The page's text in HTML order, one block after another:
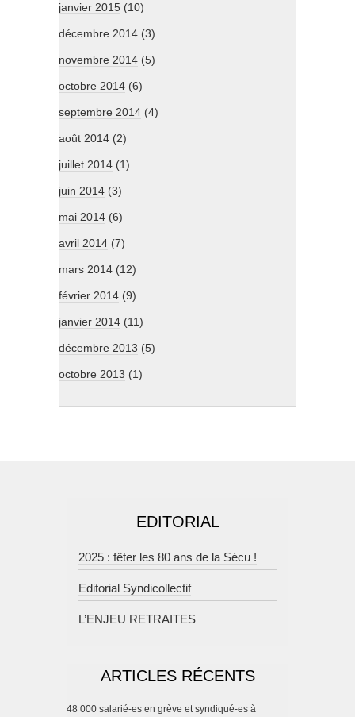
janvier 2015 (10)
décembre 2014 (3)
novembre 2014 (5)
octobre 2014 (6)
septembre 2014 (4)
août 2014 (2)
juillet 2014 (1)
juin 2014 (3)
mai 2014 (6)
avril 2014 (7)
mars 2014 (12)
février 2014 (9)
janvier 2014 (11)
décembre 2013 (5)
octobre 2013 (1)
EDITORIAL
2025 : fêter les 80 ans de la Sécu !
Editorial Syndicollectif
L’ENJEU RETRAITES
ARTICLES RÉCENTS
48 000 salarié-es en grève et syndiqué-es à